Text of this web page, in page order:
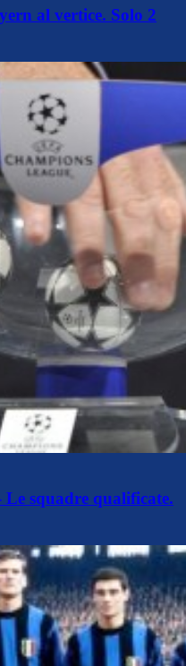
al vertice. Solo 2
Le squadre qualificate.